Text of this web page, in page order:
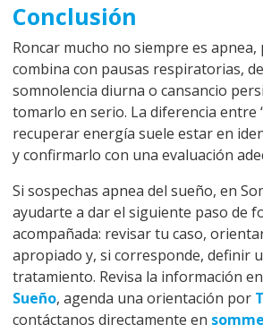
Conclusión
Roncar mucho no siempre es apnea,
combina con pausas respiratorias,
somnolencia diurna o cansancio
tomarlo en serio. La diferencia entre
recuperar energía suele estar en
y confirmarlo con una evaluación
Si sospechas apnea del sueño, en
ayudarte a dar el siguiente paso de
acompañada: revisar tu caso,
apropiado y, si corresponde, definir
tratamiento. Revisa la información en
Sueño, agenda una orientación por
contáctanos directamente en